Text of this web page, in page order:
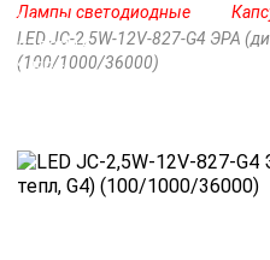
Лампы cветодиодные
LED JC-2,5W-12V-827-G4 ЭРА
(100/1000/36000)